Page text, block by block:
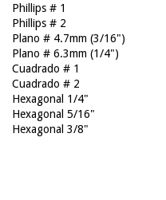
Phillips # 1
Phillips # 2
Plano # 4.7mm (3/16")
Plano # 6.3mm (1/4")
Cuadrado # 1
Cuadrado # 2
Hexagonal 1/4"
Hexagonal 5/16"
Hexagonal 3/8"